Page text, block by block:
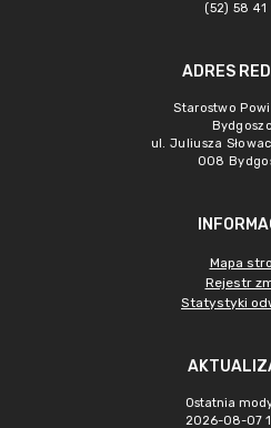
(52) 58 41
ADRES
Starostwo
ul. Juliusza
008
Mapa
Rejestr
Statystyki
Ostatnia
2026-08-07